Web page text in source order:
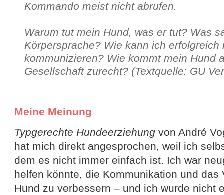
Kommando meist nicht abrufen.
Warum tut mein Hund, was er tut? Was
Körpersprache? Wie kann ich erfolgreich
kommunizieren? Wie kommt mein Hund
Gesellschaft zurecht? (Textquelle: GU
Meine Meinung
Typgerechte Hundeerziehung von André
hat mich direkt angesprochen, weil ich
dem es nicht immer einfach ist. Ich war
helfen könnte, die Kommunikation und das
Hund zu verbessern – und ich wurde nicht